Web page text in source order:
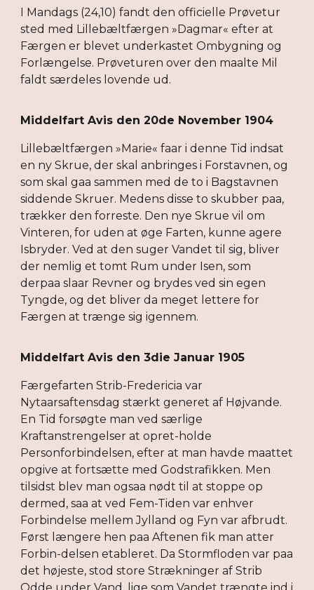
I Mandags (24,10) fandt den officielle Prøvetur
sted med Lillebæltfærgen »Dagmar« efter at
Færgen er blevet underkastet Ombygning og
Forlængelse. Prøveturen over den maalte Mil
faldt særdeles lovende ud.
Middelfart Avis den 20de November 1904
Lillebæltfærgen »Marie« faar i denne Tid indsat
en ny Skrue, der skal anbringes i Forstavnen, og
som skal gaa sammen med de to i Bagstavnen
siddende Skruer. Medens disse to skubber paa,
trækker den forreste. Den nye Skrue vil om
Vinteren, for uden at øge Farten, kunne agere
Isbryder. Ved at den suger Vandet til sig, bliver
der nemlig et tomt Rum under Isen, som
derpaa slaar Revner og brydes ved sin egen
Tyngde, og det bliver da meget lettere for
Færgen at trænge sig igennem.
Middelfart Avis den 3die Januar 1905
Færgefarten Strib-Fredericia var
Nytaarsaftensdag stærkt generet af Højvande.
En Tid forsøgte man ved særlige
Kraftanstrengelser at opret-holde
Personforbindelsen, efter at man havde maattet
opgive at fortsætte med Godstrafikken. Men
tilsidst blev man ogsaa nødt til at stoppe op
dermed, saa at ved Fem-Tiden var enhver
Forbindelse mellem Jylland og Fyn var afbrudt.
Først længere hen paa Aftenen fik man atter
Forbin-delsen etableret. Da Stormfloden var paa
det højeste, stod store Strækninger af Strib